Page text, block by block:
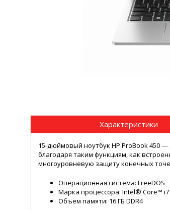
Характеристики
15-дюймовый ноутбук HP ProBook 450
благодаря таким функциям, как
многоуровневую защиту конечных
Операционная система: FreeDOS
Марка процессора: Intel® Core™ i7
Объем памяти: 16 ГБ DDR4